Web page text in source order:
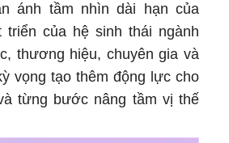
ánh tầm nhìn dài hạn của
của hệ sinh thái ngành
thương hiệu, chuyên gia và
vọng tạo thêm động lực cho
từng bước nâng tầm vị thế